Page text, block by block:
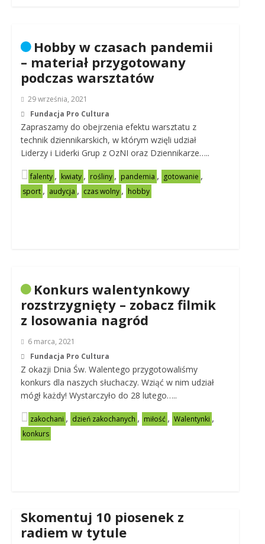
Hobby w czasach pandemii
– materiał przygotowany
podczas warsztatów
29 września, 2021
Fundacja Pro Cultura
Zapraszamy do obejrzenia efektu warsztatu z
technik dziennikarskich, w którym wzięli udział
Liderzy i Liderki Grup z OzNI oraz Dziennikarze…..
falenty , kwiaty , rośliny , pandemia , gotowanie ,
sport , audycja , czas wolny , hobby
Konkurs walentynkowy
rozstrzygnięty – zobacz filmik
z losowania nagród
6 marca, 2021
Fundacja Pro Cultura
Z okazji Dnia Św. Walentego przygotowaliśmy
konkurs dla naszych słuchaczy. Wziąć w nim udział
mógł każdy! Wystarczyło do 28 lutego…..
zakochani , dzień zakochanych , miłość , Walentynki ,
konkurs
Skomentuj 10 piosenek z
radiem w tytule